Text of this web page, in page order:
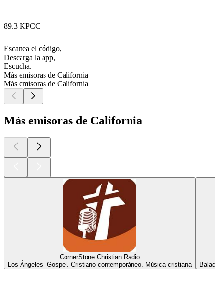
89.3 KPCC
Escanea el código,
Descarga la app,
Escucha.
Más emisoras de California
Más emisoras de California
Más emisoras de California
CornerStone Christian Radio
Los Ángeles, Gospel, Cristiano contemporáneo, Música cristiana